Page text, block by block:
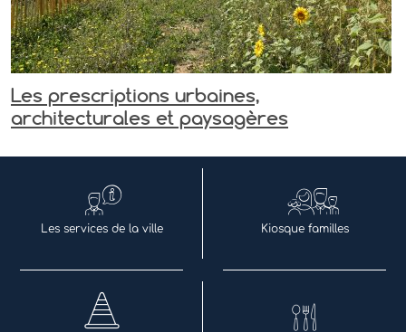
Les prescriptions urbaines,
architecturales et paysagères
Les services de la ville Kiosque familles